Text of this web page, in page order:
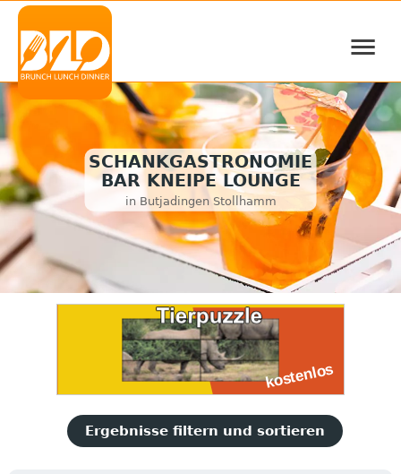
≡
SCHANKGASTRONOMIE
BAR KNEIPE LOUNGE
in Butjadingen Stollhamm
Ergebnisse filtern und sortieren